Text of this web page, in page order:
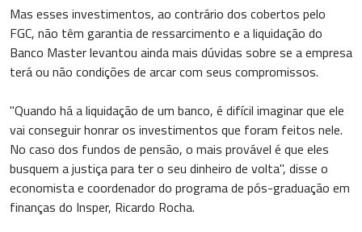
Mas esses investimentos, ao contrário dos cobertos pelo
FGC, não têm garantia de ressarcimento e a liquidação do
Banco Master levantou ainda mais dúvidas sobre se a empresa
terá ou não condições de arcar com seus compromissos.
"Quando há a liquidação de um banco, é difícil imaginar que ele
vai conseguir honrar os investimentos que foram feitos nele.
No caso dos fundos de pensão, o mais provável é que eles
busquem a justiça para ter o seu dinheiro de volta", disse o
economista e coordenador do programa de pós-graduação em
finanças do Insper, Ricardo Rocha.